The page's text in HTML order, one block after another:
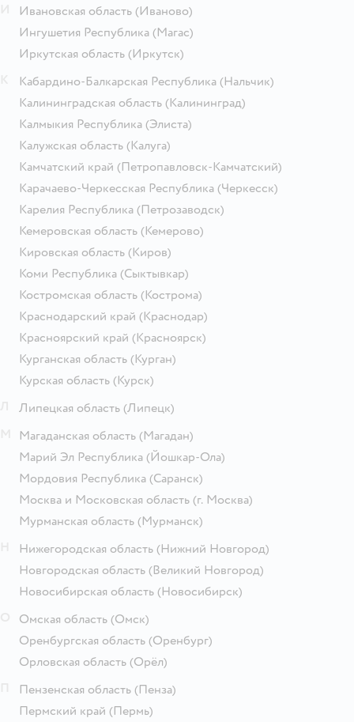
Ивановская область (Иваново)
Ингушетия Республика (Магас)
Иркутская область (Иркутск)
Кабардино-Балкарская Республика (Нальчик)
Калининградская область (Калининград)
Калмыкия Республика (Элиста)
Калужская область (Калуга)
Камчатский край (Петропавловск-Камчатский)
Карачаево-Черкесская Республика (Черкесск)
Карелия Республика (Петрозаводск)
Кемеровская область (Кемерово)
Кировская область (Киров)
Коми Республика (Сыктывкар)
Костромская область (Кострома)
Краснодарский край (Краснодар)
Красноярский край (Красноярск)
Курганская область (Курган)
Курская область (Курск)
Липецкая область (Липецк)
Магаданская область (Магадан)
Марий Эл Республика (Йошкар-Ола)
Мордовия Республика (Саранск)
Москва и Московская область (г. Москва)
Мурманская область (Мурманск)
Нижегородская область (Нижний Новгород)
Новгородская область (Великий Новгород)
Новосибирская область (Новосибирск)
Омская область (Омск)
Оренбургская область (Оренбург)
Орловская область (Орёл)
Пензенская область (Пенза)
Пермский край (Пермь)